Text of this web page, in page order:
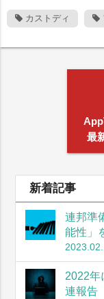
カストディ
最
新着記事
連邦準
能性」
2022年
連報告